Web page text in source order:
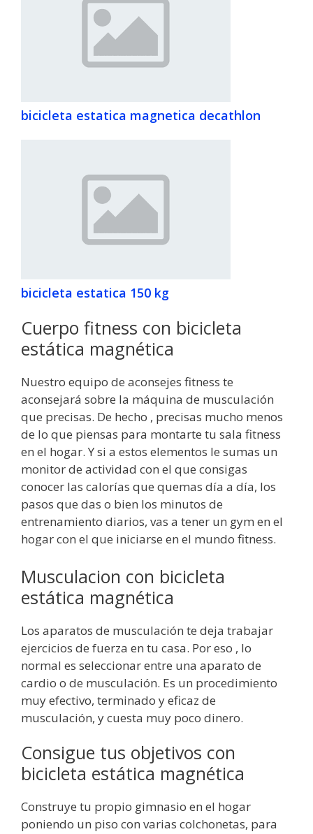
bicicleta estatica magnetica decathlon
bicicleta estatica 150 kg
Cuerpo fitness con bicicleta
estática magnética
Nuestro equipo de aconsejes fitness te
aconsejará sobre la máquina de musculación
que precisas. De hecho , precisas mucho menos
de lo que piensas para montarte tu sala fitness
en el hogar. Y si a estos elementos le sumas un
monitor de actividad con el que consigas
conocer las calorías que quemas día a día, los
pasos que das o bien los minutos de
entrenamiento diarios, vas a tener un gym en el
hogar con el que iniciarse en el mundo fitness.
Musculacion con bicicleta
estática magnética
Los aparatos de musculación te deja trabajar
ejercicios de fuerza en tu casa. Por eso , lo
normal es seleccionar entre una aparato de
cardio o de musculación. Es un procedimiento
muy efectivo, terminado y eficaz de
musculación, y cuesta muy poco dinero.
Consigue tus objetivos con
bicicleta estática magnética
Construye tu propio gimnasio en el hogar
poniendo un piso con varias colchonetas, para